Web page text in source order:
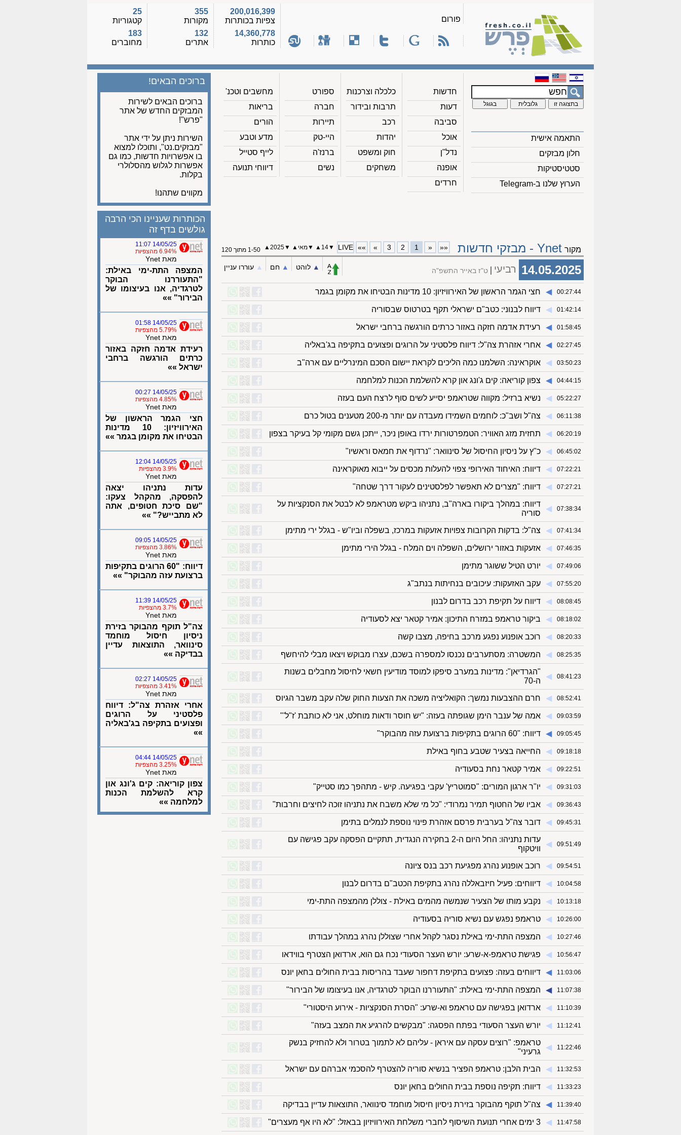
פורום
200,016,399
צפיות בכותרות
14,360,778
כותרות
355
מקורות
132
אתרים
25
קטגוריות
183
מחוברים
התאמה אישית
חלון מבזקים
סטטיסטיקות
הערוץ שלנו ב-Telegram
חדשות
דעות
סביבה
אוכל
נדל"ן
אופנה
חרדים
כלכלה וצרכנות
תרבות ובידור
רכב
יהדות
חוק ומשפט
משחקים
ספורט
חברה
תיירות
היי-טק
ברנז'ה
נשים
מחשבים וטכנ'
בריאות
הורים
מדע וטבע
לייף סטייל
דיווחי תנועה
ברוכים הבאים!
ברוכים הבאים לשירות
המבזקים החדש של אתר
"פרש"!
השירות ניתן על ידי אתר
"מבזקים.נט", ותוכלו למצוא
בו אפשרויות חדשות, כמו גם
אפשרות לגלוש מהסלולרי
בקלות.
מקווים שתהנו!
מקור Ynet - מבזקי חדשות ««
«
1
2
3
»
»»
LIVE
▼
14
▲
▼מאי ▲
▼
2025
▲ 1-50 מתוך 120
14.05.2025 רביעי ט"ז באייר התשפ"ה ▲︎ לוהט ▲︎ חם ▲︎ עוררו עניין
00:27:44
◀︎ חצי הגמר הראשון של האירוויזיון: 10 מדינות הבטיחו את מקומן בגמר
01:42:14
◀︎ דיווח לבנוני: כטב"ם ישראלי תקף בטרטוס שבסוריה
01:58:45
◀︎ רעידת אדמה חזקה באזור כרתים הורגשה ברחבי ישראל
02:27:45
◀︎ אחרי אזהרת צה"ל: דיווח פלסטיני על הרוגים ופצועים בתקיפה בג'באליה
03:50:23
◀︎ אוקראינה: השלמנו כמה הליכים לקראת יישום הסכם המינרליים עם ארה"ב
04:44:15
◀︎ צפון קוריאה: קים ג'ונג און קרא להשלמת הכנות למלחמה
05:22:27
◀︎ נשיא ברזיל: מקווה שטראמפ יסייע לשים סוף לרצח העם בעזה
06:11:38
◀︎ צה"ל ושב"כ: לוחמים השמידו מעבדה עם יותר מ-200 מטענים בטול כרם
06:20:19
◀︎ תחזית מזג האוויר: הטמפרטורות ירדו באופן ניכר, ייתכן גשם מקומי קל בעיקר בצפון
06:45:02
◀︎ כ"ץ על ניסיון החיסול של סינוואר: "נרדוף את חמאס וראשיו"
07:22:21
◀︎ דיווח: האיחוד האירופי צפוי להעלות מכסים על ייבוא מאוקראינה
07:27:21
◀︎ דיווח: "מצרים לא תאפשר לפלסטינים לעקור דרך שטחה"
07:38:34
◀︎
דיווח: במהלך ביקורו בארה"ב, נתניהו ביקש מטראמפ לא לבטל את הסנקציות על
סוריה
07:41:34
◀︎ צה"ל: בדקות הקרובות צפויות אזעקות במרכז, בשפלה וביו"ש - בגלל ירי מתימן
07:46:35
◀︎ אזעקות באזור ירושלים, השפלה וים המלח - בגלל הירי מתימן
07:49:06
◀︎ יורט הטיל ששוגר מתימן
07:55:20
◀︎ עקב האזעקות: עיכובים בנחיתות בנתב"ג
08:08:45
◀︎ דיווח על תקיפת רכב בדרום לבנון
08:18:02
◀︎ ביקור טראמפ במזרח התיכון: אמיר קטאר יצא לסעודיה
08:20:33
◀︎ רוכב אופנוע נפגע מרכב בחיפה, מצבו קשה
08:25:35
◀︎ המשטרה: מסתערבים נכנסו למספרה בשכם, עצרו מבוקש ויצאו מבלי להיחשף
08:41:23
◀︎
"הגרדיאן": מדינות במערב סיפקו למוסד מודיעין חשאי לחיסול מחבלים בשנות
ה-70
08:52:41
◀︎ חרם ההצבעות נמשך: הקואליציה משכה את הצעות החוק שלה עקב משבר הגיוס
09:03:59
◀︎ אמה של ענבר הימן שגופתה בעזה: "יש חוסר ודאות מוחלט, אני לא כותבת 'ז"ל'"
09:05:45
◀︎ דיווח: "60 הרוגים בתקיפות ברצועת עזה מהבוקר"
09:18:18
◀︎ החייאה בצעיר שטבע בחוף באילת
09:22:51
◀︎ אמיר קטאר נחת בסעודיה
09:31:03
◀︎ יו"ר ארגון המורים: "סמוטריץ' עקבי בפגיעה. קיש - מתהפך כמו סטייק"
09:36:43
◀︎ אביו של החטוף תמיר נמרודי: "כל מי שלא משבח את נתניהו זוכה לחיצים וחרבות"
09:45:31
◀︎ דובר צה"ל בערבית פרסם אזהרת פינוי נוספת לנמלים בתימן
09:51:49
◀︎
עדות נתניהו: החל היום ה-2 בחקירה הנגדית, תתקיים הפסקה עקב פגישה עם
וויטקוף
09:54:51
◀︎ רוכב אופנוע נהרג מפגיעת רכב בנס ציונה
10:04:58
◀︎ דיווחים: פעיל חיזבאללה נהרג בתקיפת הכטב"ם בדרום לבנון
10:13:18
◀︎ נקבע מותו של הצעיר שנמשה מהמים באילת - צוללן מהמצפה התת-ימי
10:26:00
◀︎ טראמפ נפגש עם נשיא סוריה בסעודיה
10:27:46
◀︎ המצפה התת-ימי באילת נסגר לקהל אחרי שצוללן נהרג במהלך עבודתו
10:56:47
◀︎ פגישת טראמפ-א-שרע: יורש העצר הסעודי נכח גם הוא, ארדואן הצטרף בווידאו
11:03:06
◀︎ דיווחים בעזה: פצועים בתקיפת דחפור שעבד בהריסות בבית החולים בחאן יונס
11:07:38
◀︎ המצפה התת-ימי באילת: "התעוררנו הבוקר לטרגדיה, אנו בעיצומו של הבירור"
11:10:39
◀︎ ארדואן בפגישה עם טראמפ וא-שרע: "הסרת הסנקציות - אירוע היסטורי"
11:12:41
◀︎ יורש העצר הסעודי בפתח הפסגה: "מבקשים להרגיע את המצב בעזה"
11:22:46
◀︎
טראמפ: "רוצים עסקה עם איראן - עליהם לא לתמוך בטרור ולא להחזיק בנשק
גרעיני"
11:32:53
◀︎ הבית הלבן: טראמפ הפציר בנשיא סוריה להצטרף להסכמי אברהם עם ישראל
11:33:23
◀︎ דיווח: תקיפה נוספת בבית החולים בחאן יונס
11:39:40
◀︎ צה"ל תוקף מהבוקר בזירת ניסיון חיסול מוחמד סינוואר, התוצאות עדיין בבדיקה
11:47:58
◀︎ 3 ימים אחרי תנועת השיסוף לחברי משלחת האירוויזיון בבאזל: "לא היו אף מעצרים"
הכותרות שעניינו הכי הרבה
גולשים בדף זה
14/05/25 11:07
6.94% מהצפיות
מאת Ynet
המצפה התת-ימי באילת:
"התעוררנו הבוקר
לטרגדיה, אנו בעיצומו של
הבירור" »»
14/05/25 01:58
5.79% מהצפיות
מאת Ynet
רעידת אדמה חזקה באזור
כרתים הורגשה ברחבי
ישראל »»
14/05/25 00:27
4.85% מהצפיות
מאת Ynet
חצי הגמר הראשון של
האירוויזיון: 10 מדינות
הבטיחו את מקומן בגמר »»
14/05/25 12:04
3.9% מהצפיות
מאת Ynet
עדות נתניהו יצאה
להפסקה, מהקהל צעקו:
"שם סיכת חטופים, אתה
לא מתבייש?" »»
14/05/25 09:05
3.86% מהצפיות
מאת Ynet
דיווח: "60 הרוגים בתקיפות
ברצועת עזה מהבוקר" »»
14/05/25 11:39
3.7% מהצפיות
מאת Ynet
צה"ל תוקף מהבוקר בזירת
ניסיון חיסול מוחמד
סינוואר, התוצאות עדיין
בבדיקה »»
14/05/25 02:27
3.41% מהצפיות
מאת Ynet
אחרי אזהרת צה"ל: דיווח
פלסטיני על הרוגים
ופצועים בתקיפה בג'באליה
»»
14/05/25 04:44
3.25% מהצפיות
מאת Ynet
צפון קוריאה: קים ג'ונג און
קרא להשלמת הכנות
למלחמה »»